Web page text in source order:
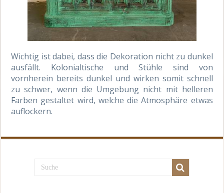
Wichtig ist dabei, dass die Dekoration nicht zu dunkel
ausfällt. Kolonialtische und Stühle sind von
vornherein bereits dunkel und wirken somit schnell
zu schwer, wenn die Umgebung nicht mit helleren
Farben gestaltet wird, welche die Atmosphäre etwas
auflockern.